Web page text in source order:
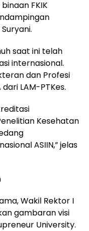
FKIK
saat ini telah
internasional.
dan Profesi
LAM-PTKes.
Kesehatan
ASIIN,” jelas
Wakil Rektor I
gambaran visi
University.